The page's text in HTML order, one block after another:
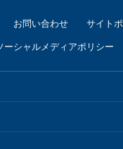
お問い合わせ サイト
ーシャルメディアポリシー